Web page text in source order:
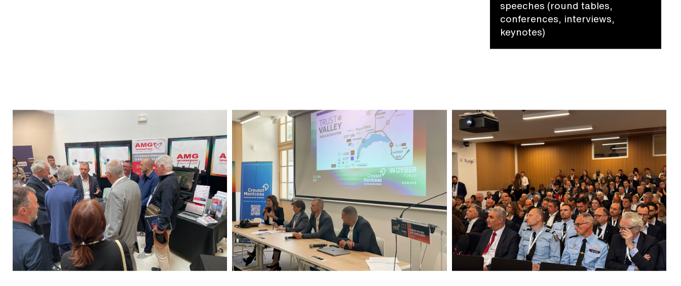
speeches (round tables,
conferences, interviews,
keynotes)